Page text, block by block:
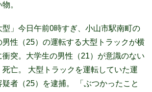
。
型」今日午前0時すぎ、小山市駅南町の
男性（25）の運転する大型トラックが横
衝突。大学生の男性（21）が意識のない
死亡。 大型トラックを運転していた運
者（25）を逮捕。 「ぶつかったこと